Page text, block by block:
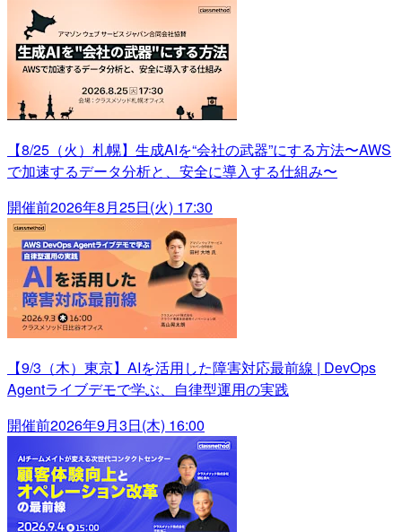
【8/25（火）札幌】生成AIを“会社の武器”にする方法〜AWS
で加速するデータ分析と、安全に導入する仕組み〜
開催前2026年8月25日(火) 17:30
【9/3（木）東京】AIを活用した障害対応最前線 | DevOps
Agentライブデモで学ぶ、自律型運用の実践
開催前2026年9月3日(木) 16:00